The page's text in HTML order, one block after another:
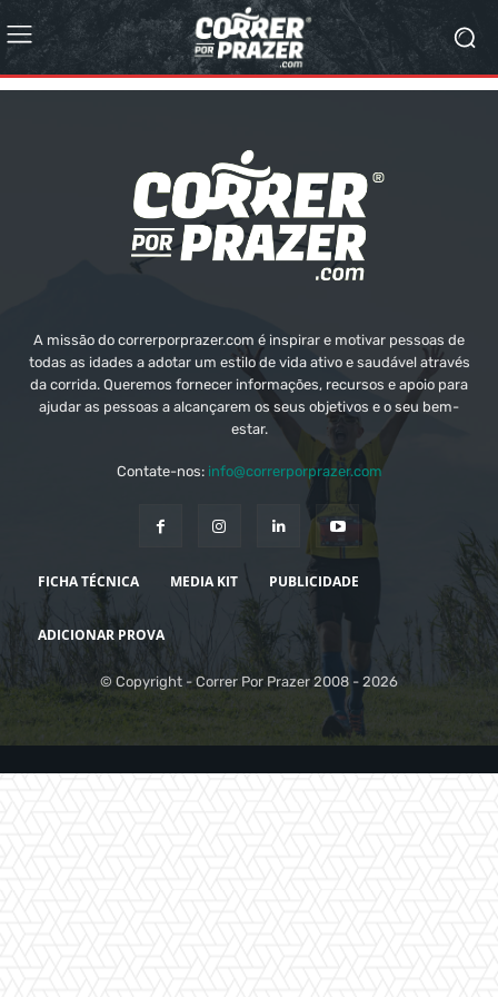
A missão do correrporprazer.com é inspirar e motivar pessoas de
todas as idades a adotar um estilo de vida ativo e saudável através
da corrida. Queremos fornecer informações, recursos e apoio para
ajudar as pessoas a alcançarem os seus objetivos e o seu bem-
estar.
Contate-nos: info@correrporprazer.com
FICHA TÉCNICA MEDIA KIT PUBLICIDADE
ADICIONAR PROVA
© Copyright - Correr Por Prazer 2008 - 2026